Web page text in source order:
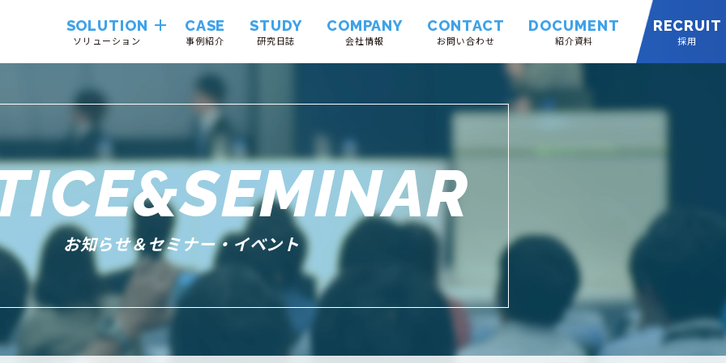
SOLUTION
ソリューション
Hinemos
VendorTrustLink
System
Integration
Cloudii
CASE
事例紹介
STUDY
研究日誌
COMPANY
会社情報
CONTACT
お問い合わせ
DOCUMENT
紹介資料
RECRUIT
採用
お知らせ＆セミナー・イベント